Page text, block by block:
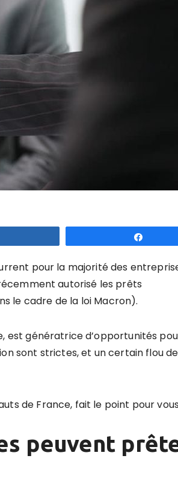
pour la majorité des
autorisé les prêts
le cadre de la loi Macron).
est génératrice d’opportunités
sont strictes, et un certain flou
de France, fait le point pour
peuvent